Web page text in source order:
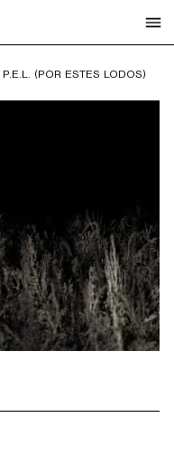
P.E.L. (POR ESTES LODOS)